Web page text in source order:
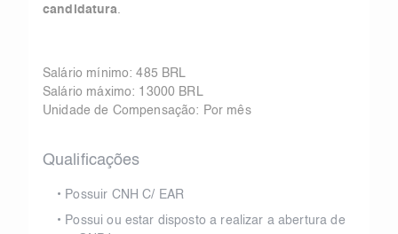
candidatura.
Salário mínimo: 485 BRL
Salário máximo: 13000 BRL
Unidade de Compensação: Por mês
Qualificações
• Possuir CNH C/ EAR
• Possui ou estar disposto a realizar a abertura de